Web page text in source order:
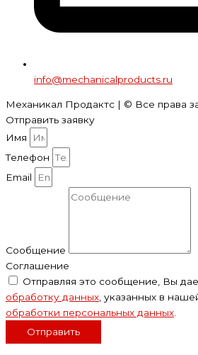
info@mechanicalproducts.ru
Механикал Продактс | © Все права
Отправить заявку
Имя
Телефон
Email
Сообщение
Соглашение
Отправляя это сообщение, Вы
обработку данных, указанных в
обработки персональных данных.
Отправить